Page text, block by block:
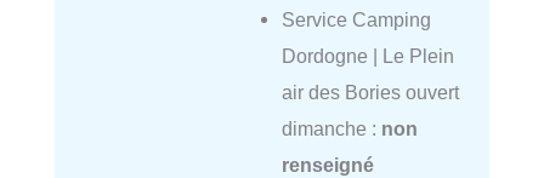
Service Camping
Dordogne | Le Plein
air des Bories ouvert
dimanche : non
renseigné